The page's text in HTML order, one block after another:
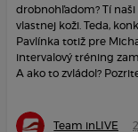
drobnohľadom? Tí naši
vlastnej koži. Teda,
Pavlínka totiž pre
intervalový tréning
A ako to zvládol?
Team inLIVE